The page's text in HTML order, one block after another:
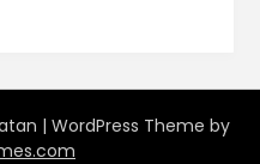
| WordPress Theme by